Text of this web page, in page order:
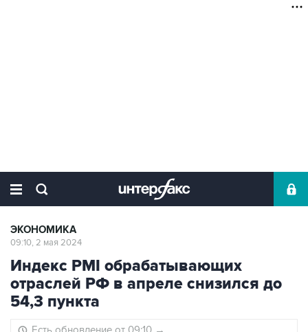
ЭКОНОМИКА
09:10, 2 мая 2024
Индекс PMI обрабатывающих
отраслей РФ в апреле снизился до
54,3 пункта
→